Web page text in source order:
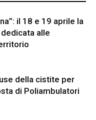
il 18 e 19 aprile la
alle
della cistite per
di Poliambulatori